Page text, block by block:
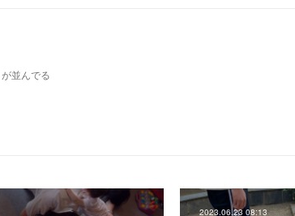
並んでる
2023.06.23 08:13